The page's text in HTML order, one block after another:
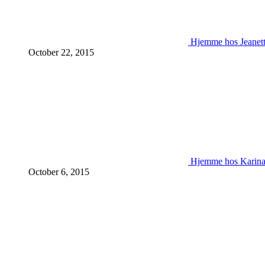
Hjemme hos
October 22, 2015
Hjemme hos Karina
October 6, 2015